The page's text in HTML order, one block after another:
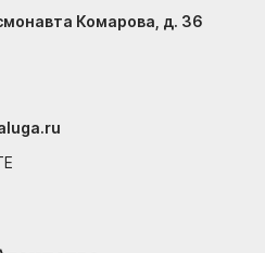
Комарова, д. 36